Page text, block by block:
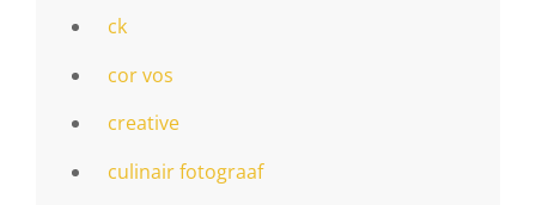
ck
cor vos
creative
culinair fotograaf